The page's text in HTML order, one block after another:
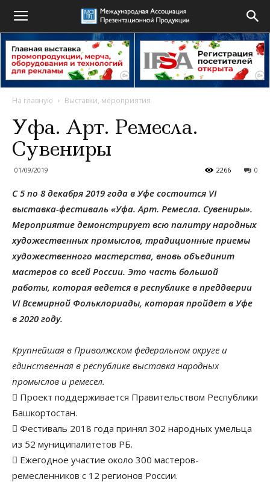
На главную Выставки, мероприятия
Уфа. Арт. Ремесла.
Сувениры
01/09/2019 0
2266
С 5 по 8 декабря 2019 года в Уфе состоится VI
выставка-фестиваль «Уфа. Арт. Ремесла. Сувениры».
Мероприятие демонстрирует всю палитру народных
художественных промыслов, традиционные приемы
художественного мастерства, вновь объединит
мастеров со всей России. Это часть большой
работы, которая ведется в республике в преддверии
VI Всемирной Фольклориады, которая пройдет в Уфе
в 2020 году.
Крупнейшая в Приволжском федеральном округе и
единственная в республике выставка народных
промыслов и ремесел.
 Проект поддерживается Правительством Республики
Башкортостан.
 Фестиваль 2018 года принял 302 народных умельца
из 52 муниципалитетов РБ.
 Ежегодное участие около 300 мастеров-
ремесленников с 12 регионов России.